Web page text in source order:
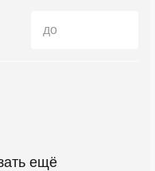
до
ещё